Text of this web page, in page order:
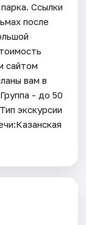
Ссылки
после
сайтом
вам в
- до 50
экскурсии